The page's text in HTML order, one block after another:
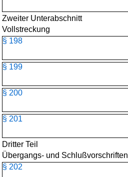
Zweiter Unterabschnitt
Vollstreckung
§ 198
§ 199
§ 200
§ 201
Dritter Teil
Übergangs- und Schlußvorschriften
§ 202